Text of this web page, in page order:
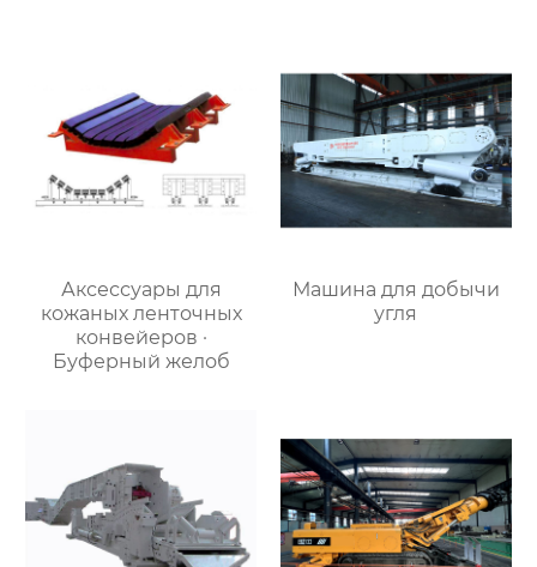
Аксессуары для
кожаных ленточных
конвейеров ·
Буферный желоб
Машина для добычи
угля